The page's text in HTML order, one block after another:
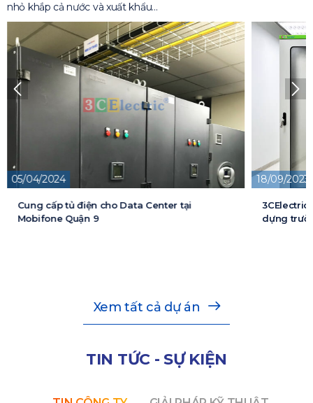
nhỏ khắp cả nước và xuất khẩu…
18/09/2023
3CElectric cung cấp tủ điện cho Dự án xây
dựng trường đại học FPT
13/05/2026
Cung cấp
cấp
Xem tất cả dự án
TIN TỨC - SỰ KIỆN